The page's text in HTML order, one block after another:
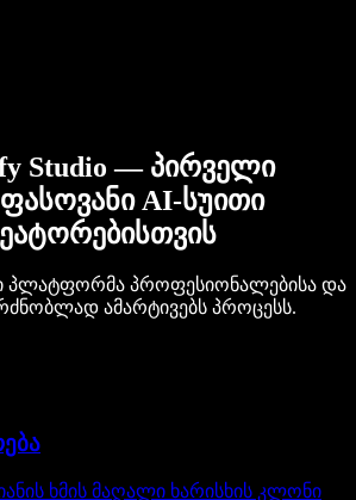
Studio — პირველი
AI-სუითი
პლატფორმა პროფესიონალებისა და
ამარტივებს პროცესს.
ხმის მაღალი ხარისხის კლონი